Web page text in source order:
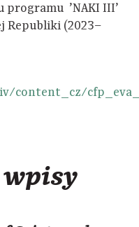
programu 'NAKI III’
Republiki (2023–
content_cz/